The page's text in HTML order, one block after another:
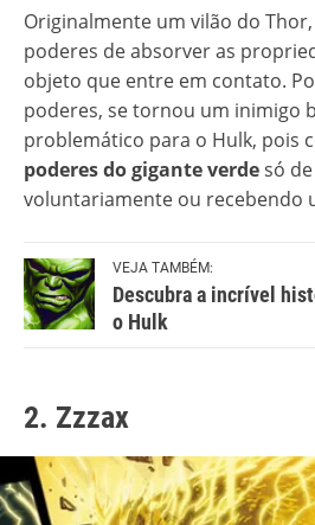
Originalmente um vilão do
poderes de absorver as
objeto que entre em contato.
poderes, se tornou um inimigo
problemático para o Hulk, pois
poderes do gigante verdesó
voluntariamente ou recebendo
VEJA TAMBÉM:
Descubra a incrível
o Hulk
2. Zzzax